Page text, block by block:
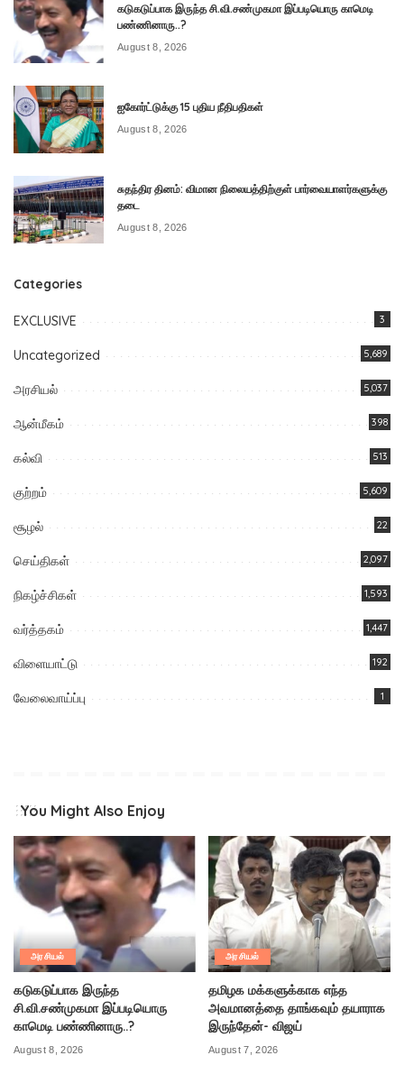
கடுகடுப்பாக இருந்த சி.வி.சண்முகமா இப்படியொரு காமெடி
பண்ணினாரு..?
August 8, 2026
ஐகோர்ட்டுக்கு 15 புதிய நீதிபதிகள்
August 8, 2026
சுதந்திர தினம்: விமான நிலையத்திற்குள் பார்வையாளர்களுக்கு
தடை
August 8, 2026
Categories
EXCLUSIVE 3
Uncategorized 5,689
அரசியல் 5,037
ஆன்மீகம் 398
கல்வி 513
குற்றம் 5,609
சூழல் 22
செய்திகள் 2,097
நிகழ்ச்சிகள் 1,593
வர்த்தகம் 1,447
விளையாட்டு 192
வேலைவாய்ப்பு 1
You Might Also Enjoy
அரசியல்
கடுகடுப்பாக இருந்த
சி.வி.சண்முகமா இப்படியொரு
காமெடி பண்ணினாரு..?
August 8, 2026
அரசியல்
தமிழக மக்களுக்காக எந்த
அவமானத்தை தாங்கவும் தயாராக
இருந்தேன்- விஜய்
August 7, 2026